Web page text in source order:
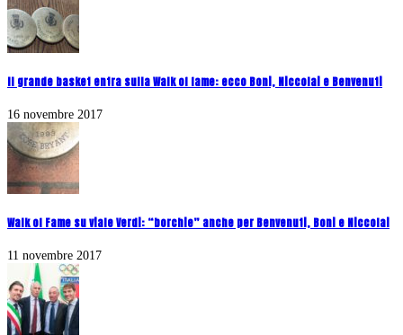
Il grande basket entra sulla Walk of fame: ecco Boni, Niccolai e Benvenuti
16 novembre 2017
Walk of Fame su viale Verdi: “borchie” anche per Benvenuti, Boni e Niccolai
11 novembre 2017